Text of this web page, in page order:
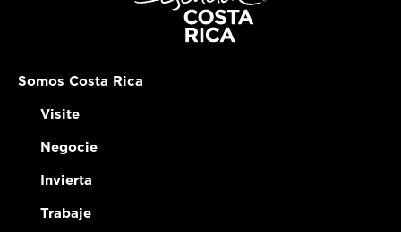
Somos Costa Rica
Visite
Negocie
Invierta
Trabaje